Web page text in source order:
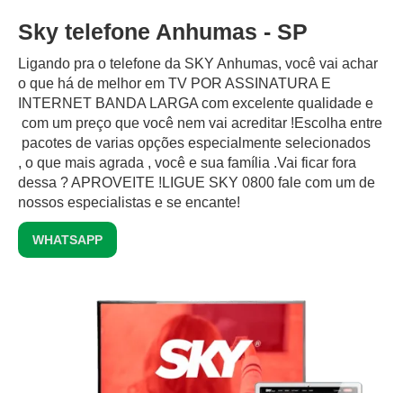
Sky telefone Anhumas - SP
Ligando pra o telefone da SKY Anhumas, você vai achar
o que há de melhor em TV POR ASSINATURA E
INTERNET BANDA LARGA com excelente qualidade e
com um preço que você nem vai acreditar !Escolha entre
pacotes de varias opções especialmente selecionados
, o que mais agrada , você e sua família .Vai ficar fora
dessa ? APROVEITE !LIGUE SKY 0800 fale com um de
nossos especialistas e se encante!
WHATSAPP